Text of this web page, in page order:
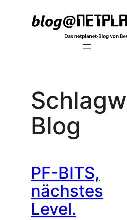
Blog
PF-BITS,
nächstes
Level.